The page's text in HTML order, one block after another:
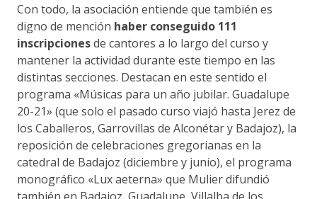
Con todo, la asociación entiende que también es
digno de mención haber conseguido 111
inscripcionesde cantores a lo largo del curso y
mantener la actividad durante este tiempo en las
distintas secciones. Destacan en este sentido el
programa «Músicas para un año jubilar. Guadalupe
20-21» (que solo el pasado curso viajó hasta Jerez de
los Caballeros, Garrovillas de Alconétar y Badajoz), la
reposición de celebraciones gregorianas en la
catedral de Badajoz (diciembre y junio), el programa
monográfico «Lux aeterna» que Mulier difundió